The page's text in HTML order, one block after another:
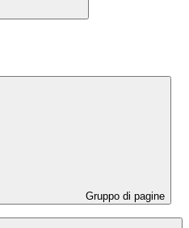
Gruppo di pagine